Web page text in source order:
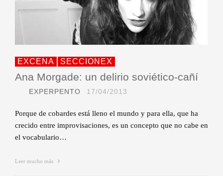
EXCENA SECCIONEX
Ana Morgade: un delirio soviético-cañí
EXPERPENTO 17/04/2013
Porque de cobardes está lleno el mundo y para ella, que ha
crecido entre improvisaciones, es un concepto que no cabe en
el vocabulario…
Leer mucho más